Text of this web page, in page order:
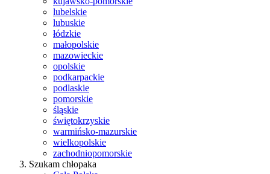
lubelskie
lubuskie
łódzkie
małopolskie
mazowieckie
opolskie
podkarpackie
podlaskie
pomorskie
śląskie
świętokrzyskie
warmińsko-mazurskie
wielkopolskie
zachodniopomorskie
Szukam chłopaka